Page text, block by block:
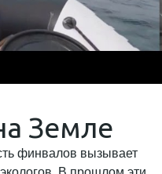
Земле
финвалов вызывает